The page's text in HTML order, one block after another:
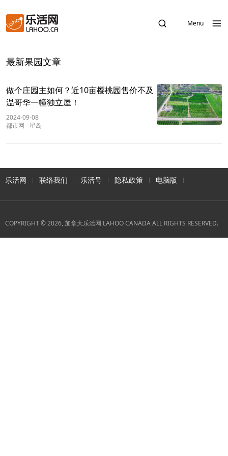
Menu
最新果园文章
做个庄园主如何？近10亩樱桃园售价不及
温哥华一幢独立屋！
2024-09-08
都市网 -星岛
乐活网 联络我们 乐活号 隐私政策 电脑版
COPYRIGHT © 2026, 加拿大乐活网 LAHOO CANADA ALL RIGHTS RESERVED.